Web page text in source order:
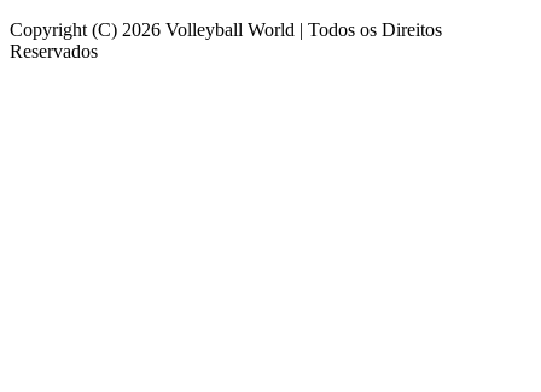
Copyright (C) 2026 Volleyball World | Todos os Direitos
Reservados